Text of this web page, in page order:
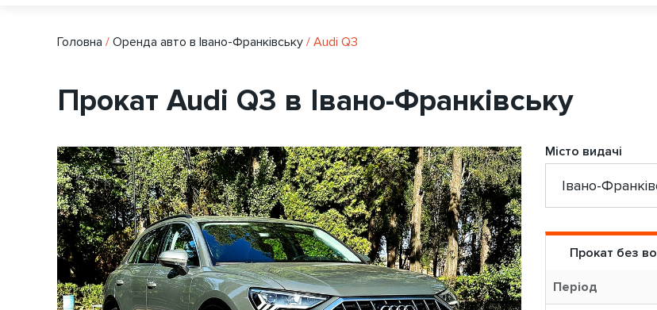
Головна / Оренда авто в Івано-Франківську / Audi Q3
Прокат Audi Q3 в Івано-Франківську
Місто видачі
Прокат без
Період